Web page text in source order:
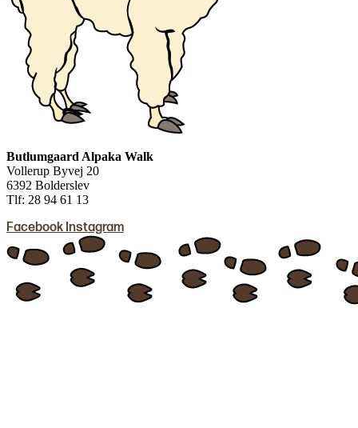
Butlumgaard Alpaka Walk
Vollerup Byvej 20
6392 Bolderslev
Tlf: 28 94 61 13
Facebook Instagram